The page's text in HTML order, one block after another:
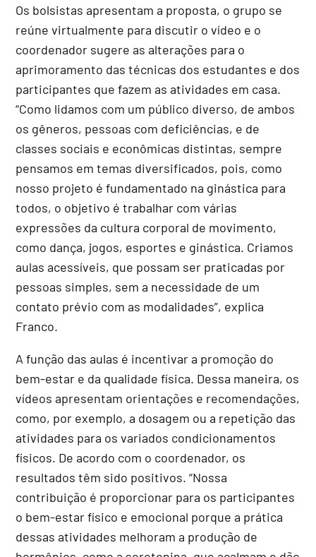
Os bolsistas apresentam a proposta, o grupo se
reúne virtualmente para discutir o vídeo e o
coordenador sugere as alterações para o
aprimoramento das técnicas dos estudantes e dos
participantes que fazem as atividades em casa.
“Como lidamos com um público diverso, de ambos
os gêneros, pessoas com deficiências, e de
classes sociais e econômicas distintas, sempre
pensamos em temas diversificados, pois, como
nosso projeto é fundamentado na ginástica para
todos, o objetivo é trabalhar com várias
expressões da cultura corporal de movimento,
como dança, jogos, esportes e ginástica. Criamos
aulas acessíveis, que possam ser praticadas por
pessoas simples, sem a necessidade de um
contato prévio com as modalidades”, explica
Franco.
A função das aulas é incentivar a promoção do
bem-estar e da qualidade física. Dessa maneira, os
vídeos apresentam orientações e recomendações,
como, por exemplo, a dosagem ou a repetição das
atividades para os variados condicionamentos
físicos. De acordo com o coordenador, os
resultados têm sido positivos. “Nossa
contribuição é proporcionar para os participantes
o bem-estar físico e emocional porque a prática
dessas atividades melhoram a produção de